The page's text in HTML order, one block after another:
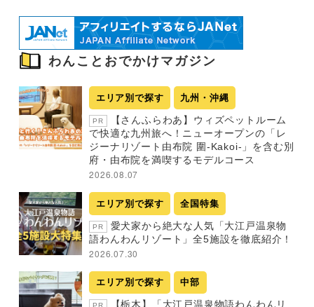
わんことおでかけマガジン
エリア別で探す 九州・沖縄
PR
【さんふらわあ】ウィズペットルーム
で快適な九州旅へ！ニューオープンの「レ
ジーナリゾート由布院 圍-Kakoi-」を含む別
府・由布院を満喫するモデルコース
2026.08.07
エリア別で探す 全国特集
PR
愛犬家から絶大な人気「大江戸温泉物
語わんわんリゾート」全5施設を徹底紹介！
2026.07.30
エリア別で探す 中部
PR
【栃木】「大江戸温泉物語わんわんリ